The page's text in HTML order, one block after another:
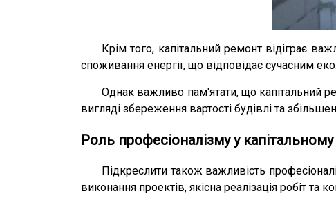
Крім того, капітальний ремонт відіграє
споживання енергії, що відповідає сучасним
Однак важливо пам'ятати, що капітальний
вигляді збереження вартості будівлі та
Роль професіоналізму у
Підкреслити також важливість
виконання проектів, якісна реалізація робіт